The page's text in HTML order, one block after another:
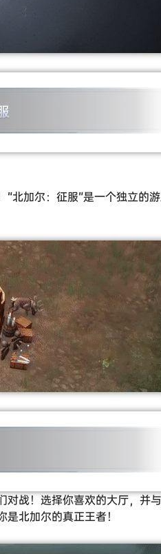
北加尔：征服”是一个独立的
战！选择你喜欢的大厅，并
北加尔的真正王者！